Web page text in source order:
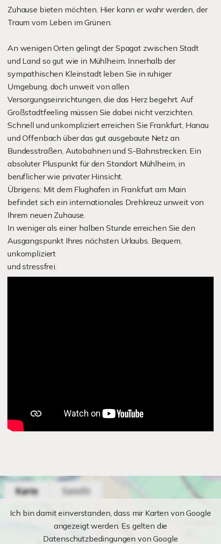
Zuhause bieten möchten. Hier kann er wahr werden, der
Traum vom Leben im Grünen.
An wenigen Orten gelingt der Spagat zwischen Stadt
und Land so gut wie in Mühlheim. Innerhalb der
sympathischen Kleinstadt leben Sie in ruhiger
Umgebung, doch unweit von allen
Versorgungseinrichtungen, die das Herz begehrt. Auf
Großstadtfeeling müssen Sie dabei nicht verzichten.
Schnell und unkompliziert erreichen Sie Frankfurt, Hanau
und Offenbach über das gut ausgebaute Netz an
Bundesstraßen, Autobahnen und S-Bahnstrecken. Ein
absoluter Pluspunkt für den Standort Mühlheim, in
beruflicher wie privater Hinsicht.
Übrigens: Mit dem Flughafen in Frankfurt am Main
befindet sich ein internationales Drehkreuz unweit von
Ihrem neuen Zuhause.
In weniger als einer halben Stunde erreichen Sie den
Ausgangspunkt Ihres nächsten Urlaubs. Bequem,
unkompliziert
und stressfrei.
Ich bin damit einverstanden, dass mir Karten von Google
angezeigt werden. Es gelten die
Datenschutzbedingungen von Google